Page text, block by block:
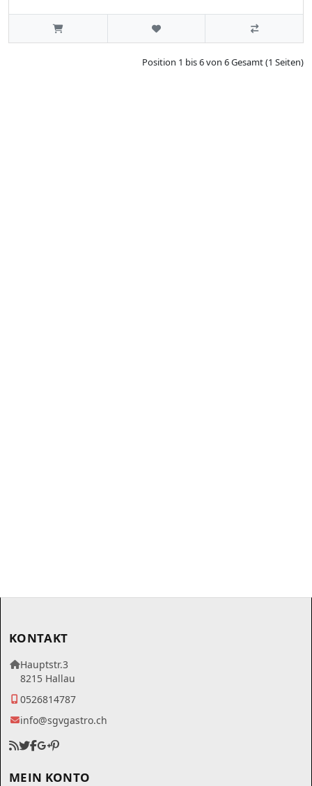
Position 1 bis 6 von 6 Gesamt (1 Seiten)
KONTAKT
Hauptstr.3
8215 Hallau
0526814787
info@sgvgastro.ch
MEIN KONTO